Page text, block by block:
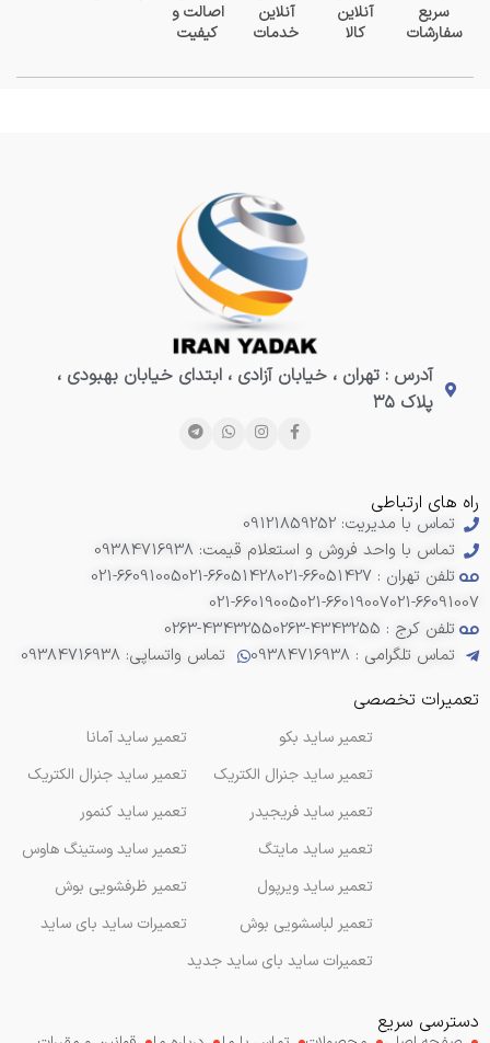
سریع
سفارشات
آنلاین
کالا
آنلاین
خدمات
اصالت و
کیفیت
آدرس : تهران ، خیابان آزادی ، ابتدای خیابان بهبودی ،
پلاک ۳۵
راه های ارتباطی
تماس با مدیریت: 09121859252
تماس با واحد فروش و استعلام قیمت: 09384716938
تلفن تهران : 66051427-021
021-66051428
021-66091005
021-66091007
021-66019007
021-66019005
تلفن کرج : 4343255-0263
0263-4343255
تماس تلگرامی : 09384716938
تماس واتساپی: 09384716938
تعمیرات تخصصی
تعمیر ساید آمانا
تعمیر ساید جنرال الکتریک
تعمیر ساید کنمور
تعمیر ساید وستینگ هاوس
تعمیر ظرفشویی بوش
تعمیرات ساید بای ساید
تعمیر ساید بکو
تعمیر ساید جنرال الکتریک
تعمیر ساید فریجیدر
تعمیر ساید مایتگ
تعمیر ساید ویرپول
تعمیر لباسشویی بوش
تعمیرات ساید بای ساید جدید
دسترسی سریع